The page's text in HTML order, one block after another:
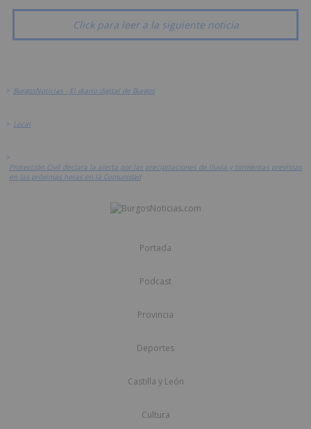
Click para leer a la siguiente noticia
> BurgosNoticias - El diario digital de Burgos
> Local
>
Protección Civil declara la alerta por las precipitaciones de lluvia y tormentas previstas
en las próximas horas en la Comunidad
Portada
Podcast
Provincia
Deportes
Castilla y León
Cultura